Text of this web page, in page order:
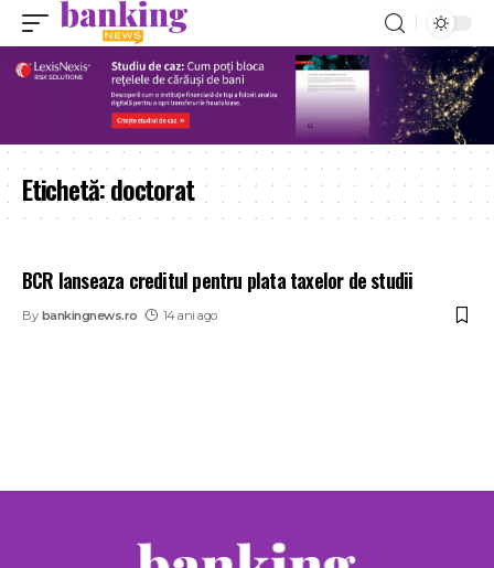
Etichetă:doctorat
BCR lanseaza creditul pentru plata taxelor de studii
By bankingnews.ro 14 ani ago